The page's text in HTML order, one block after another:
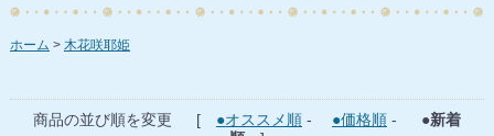
ホーム 木花咲耶姫
商品の並び順を変更 [ ●オススメ順- ●価格順- ●新着